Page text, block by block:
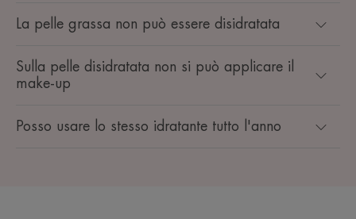
La pelle grassa non può essere disidratata
Sulla pelle disidratata non si può applicare il
make-up
Posso usare lo stesso idratante tutto l'anno